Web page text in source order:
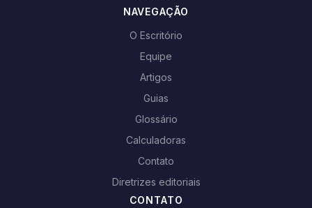
NAVEGAÇÃO
O Escritório
Equipe
Artigos
Guias
Glossário
Calculadoras
Contato
Diretrizes editoriais
CONTATO